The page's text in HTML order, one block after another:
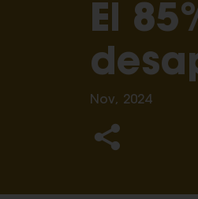
El
Nov, 2024